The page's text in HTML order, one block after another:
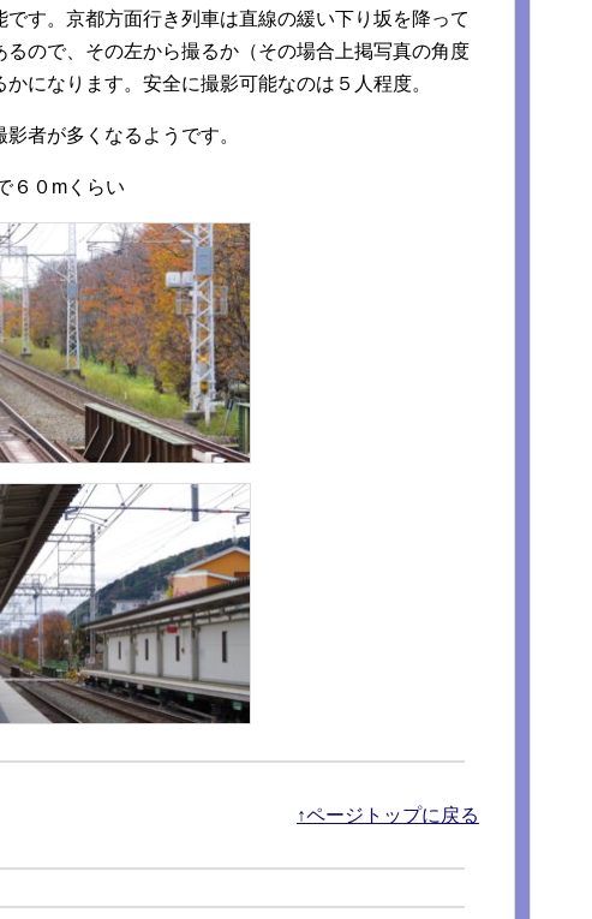
す。京都方面行き列車は直線の緩い下り坂を降って
ので、その左から撮るか（その場合上掲写真の角度
になります。安全に撮影可能なのは５人程度。
者が多くなるようです。
６０mくらい
↑ページトップに戻る